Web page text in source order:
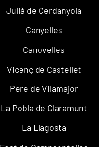
Julià de Cerdanyola
Canyelles
Canovelles
Vicenç de Castellet
Pere de Vilamajor
La Pobla de Claramunt
La Llagosta